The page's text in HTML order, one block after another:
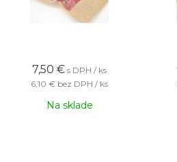
7,50 € s DPH / ks
6,10 € bez DPH / ks
Na sklade